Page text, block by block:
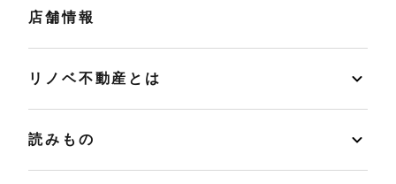
店舗情報
リノベ不動産とは
読みもの